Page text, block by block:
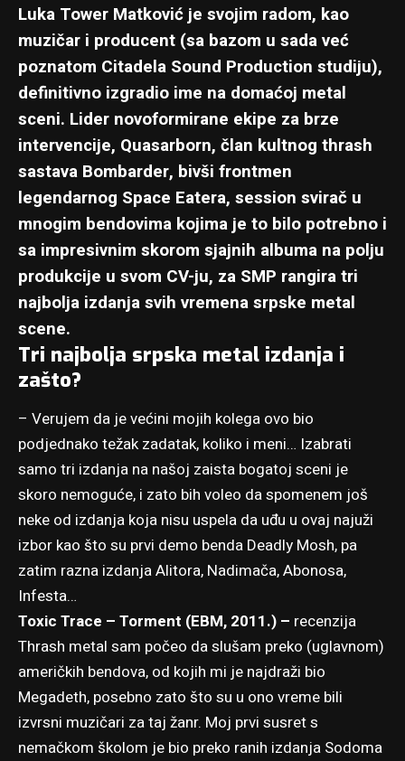
Luka Tower Matković je svojim radom, kao
muzičar i producent (sa bazom u sada već
poznatom Citadela Sound Production studiju),
definitivno izgradio ime na domaćoj metal
sceni. Lider novoformirane ekipe za brze
intervencije, Quasarborn, član kultnog thrash
sastava Bombarder, bivši frontmen
legendarnog Space Eatera, session svirač u
mnogim bendovima kojima je to bilo potrebno i
sa impresivnim skorom sjajnih albuma na polju
produkcije u svom CV-ju, za SMP rangira tri
najbolja izdanja svih vremena srpske metal
scene.
Tri najbolja srpska metal izdanja i
zašto?
– Verujem da je većini mojih kolega ovo bio
podjednako težak zadatak, koliko i meni… Izabrati
samo tri izdanja na našoj zaista bogatoj sceni je
skoro nemoguće, i zato bih voleo da spomenem još
neke od izdanja koja nisu uspela da uđu u ovaj najuži
izbor kao što su prvi demo benda Deadly Mosh, pa
zatim razna izdanja Alitora, Nadimača, Abonosa,
Infesta…
Toxic Trace – Torment (EBM, 2011.) – recenzija
Thrash metal sam počeo da slušam preko (uglavnom)
američkih bendova, od kojih mi je najdraži bio
Megadeth, posebno zato što su u ono vreme bili
izvrsni muzičari za taj žanr. Moj prvi susret s
nemačkom školom je bio preko ranih izdanja Sodoma